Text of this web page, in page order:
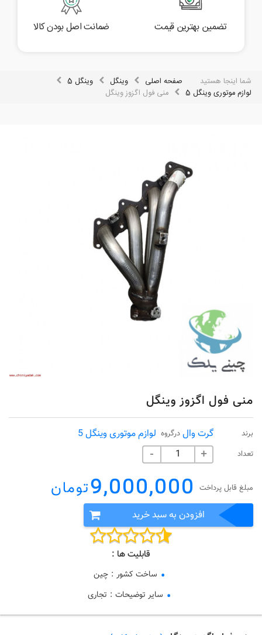
تضمین بهترین قیمت ضمانت اصل بودن کالا
شما اینجا هستید صفحه اصلی وینگل
وینگل 5
لوازم موتوری وینگل 5
منی فول اگزوز وینگل
منی فول اگزوز وینگل
برند گرت وال درگروه لوازم موتوری وینگل 5
تعداد - +
مبلغ قابل پرداخت 9,000,000تومان
افزودن به سبد خرید
قابلیت ها :
ساخت کشور : چین
سایر توضیحات : تجاری